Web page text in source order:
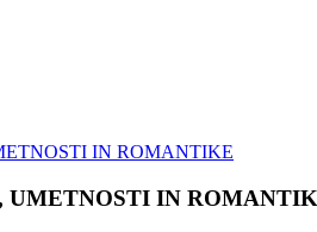
UMETNOSTI IN